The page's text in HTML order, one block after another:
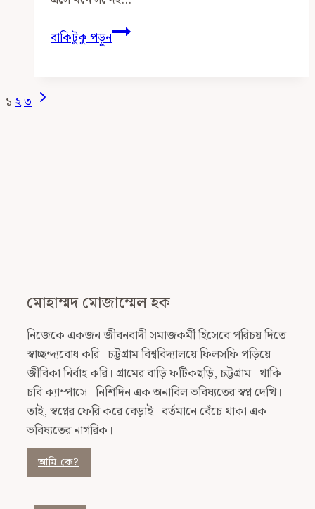
বাকিটুকু পড়ুনআরবি
না
Page
১২৩ Next
মোহাম্মদ মোজাম্মেল হক
নিজেকে একজন জীবনবাদী সমাজকর্মী হিসেবে পরিচয় দিতে
স্বাচ্ছন্দ্যবোধ করি। চট্টগ্রাম বিশ্ববিদ্যালয়ে ফিলসফি পড়িয়ে
জীবিকা নির্বাহ করি। গ্রামের বাড়ি ফটিকছড়ি, চট্টগ্রাম। থাকি
চবি ক্যাম্পাসে। নিশিদিন এক অনাবিল ভবিষ্যতের স্বপ্ন দেখি।
তাই, স্বপ্নের ফেরি করে বেড়াই। বর্তমানে বেঁচে থাকা এক
ভবিষ্যতের নাগরিক।
আমি কে?